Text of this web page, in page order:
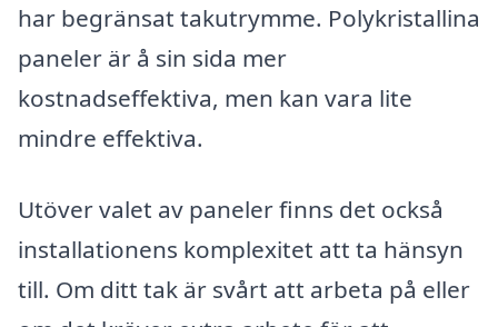
har begränsat takutrymme. Polykristallina
paneler är å sin sida mer
kostnadseffektiva, men kan vara lite
mindre effektiva.
Utöver valet av paneler finns det också
installationens komplexitet att ta hänsyn
till. Om ditt tak är svårt att arbeta på eller